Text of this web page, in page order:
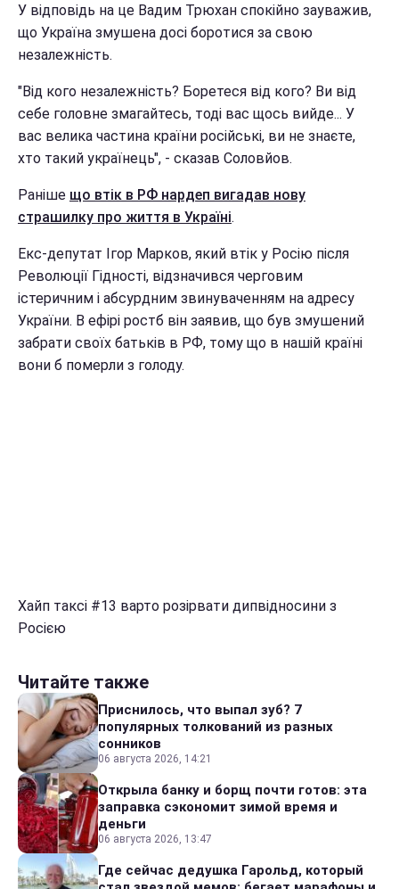
У відповідь на це Вадим Трюхан спокійно зауважив,
що Україна змушена досі боротися за свою
незалежність.
"Від кого незалежність? Боретеся від кого? Ви від
себе головне змагайтесь, тоді вас щось вийде... У
вас велика частина країни російські, ви не знаєте,
хто такий українець", - сказав Соловйов.
Раніше що втік в РФ нардеп вигадав нову
страшилку про життя в Україні.
Екс-депутат Ігор Марков, який втік у Росію після
Революції Гідності, відзначився черговим
істеричним і абсурдним звинуваченням на адресу
України. В ефірі ростб він заявив, що був змушений
забрати своїх батьків в РФ, тому що в нашій країні
вони б померли з голоду.
Хайп таксі #13 варто розірвати дипвідносини з
Росією
Читайте также
Приснилось, что выпал зуб? 7
популярных толкований из разных
сонников
06 августа 2026, 14:21
Открыла банку и борщ почти готов: эта
заправка сэкономит зимой время и
деньги
06 августа 2026, 13:47
Где сейчас дедушка Гарольд, который